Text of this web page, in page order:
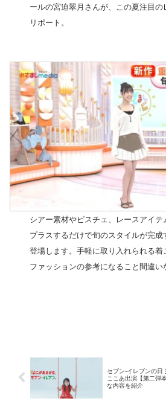
ールの宮迫翠月さんが、この夏注目
リポート。
シアー素材やビスチェ、レースアイ
プラスするだけで旬のスタイルが完成
登場します。手軽に取り入れられる
ファッションの参考になること間違い
セブン‐イレブンの
ここあ出演【第二弾
な内容を紹介